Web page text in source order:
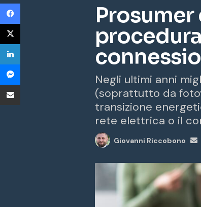
Negli ultimi anni
(soprattutto da
transizione
rete elettrica o il
Giovanni Riccobono